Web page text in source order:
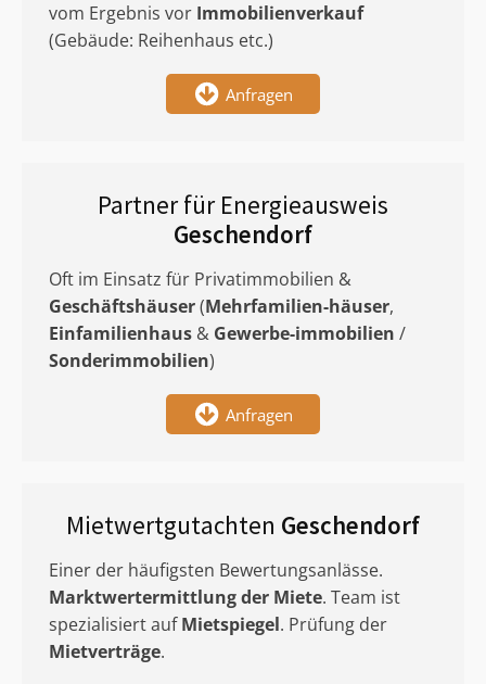
vom Ergebnis vor Immobilienverkauf
(Gebäude: Reihenhaus etc.)
Anfragen
Partner für Energieausweis
Geschendorf
Oft im Einsatz für Privatimmobilien &
Geschäftshäuser(Mehrfamilien-häuser,
Einfamilienhaus & Gewerbe-immobilien /
Sonderimmobilien)
Anfragen
Mietwertgutachten Geschendorf
Einer der häufigsten Bewertungsanlässe.
Marktwertermittlungder Miete. Team ist
spezialisiert aufMietspiegel. Prüfung der
Mietverträge.